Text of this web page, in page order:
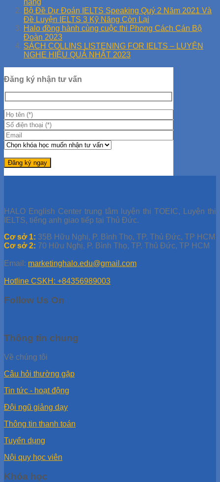
năng
Bộ Đề Dự Đoán IELTS Speaking Quý 2 Năm 2021 Và
Đề Luyện IELTS 3 Kỹ Năng Còn Lại
Halo đồng hành cùng cuộc thi Phong Cách Cán Bộ
Đoàn 2023
SÁCH COLLINS LISTENING FOR IELTS – LUYỆN
NGHE HIỆU QUẢ NHẤT 2023
Đăng ký nhận tư vấn
HALO English Center trung tâm luyện thi TOEIC, Luyện thi
IELTS, tiếng anh giao tiếp tại Thủ Đức.
Cơ sở 1: 35B Hữu Nghị, P. Bình Thọ, TP. Thủ Đức, TP HCM
Cơ sở 2: 70 Hữu Nghị, P. Bình Thọ, TP. Thủ Đức, TP HCM
Email: marketinghalo.edu@gmail.com
Hotline CSKH: +84356989003
Follow Us On
Thông tin chung
Về chúng tôi
Câu hỏi thường gặp
Tin tức - hoạt động
Đội ngũ giảng dạy
Thông tin thanh toán
Tuyển dụng
Nội quy học viên
Khóa học